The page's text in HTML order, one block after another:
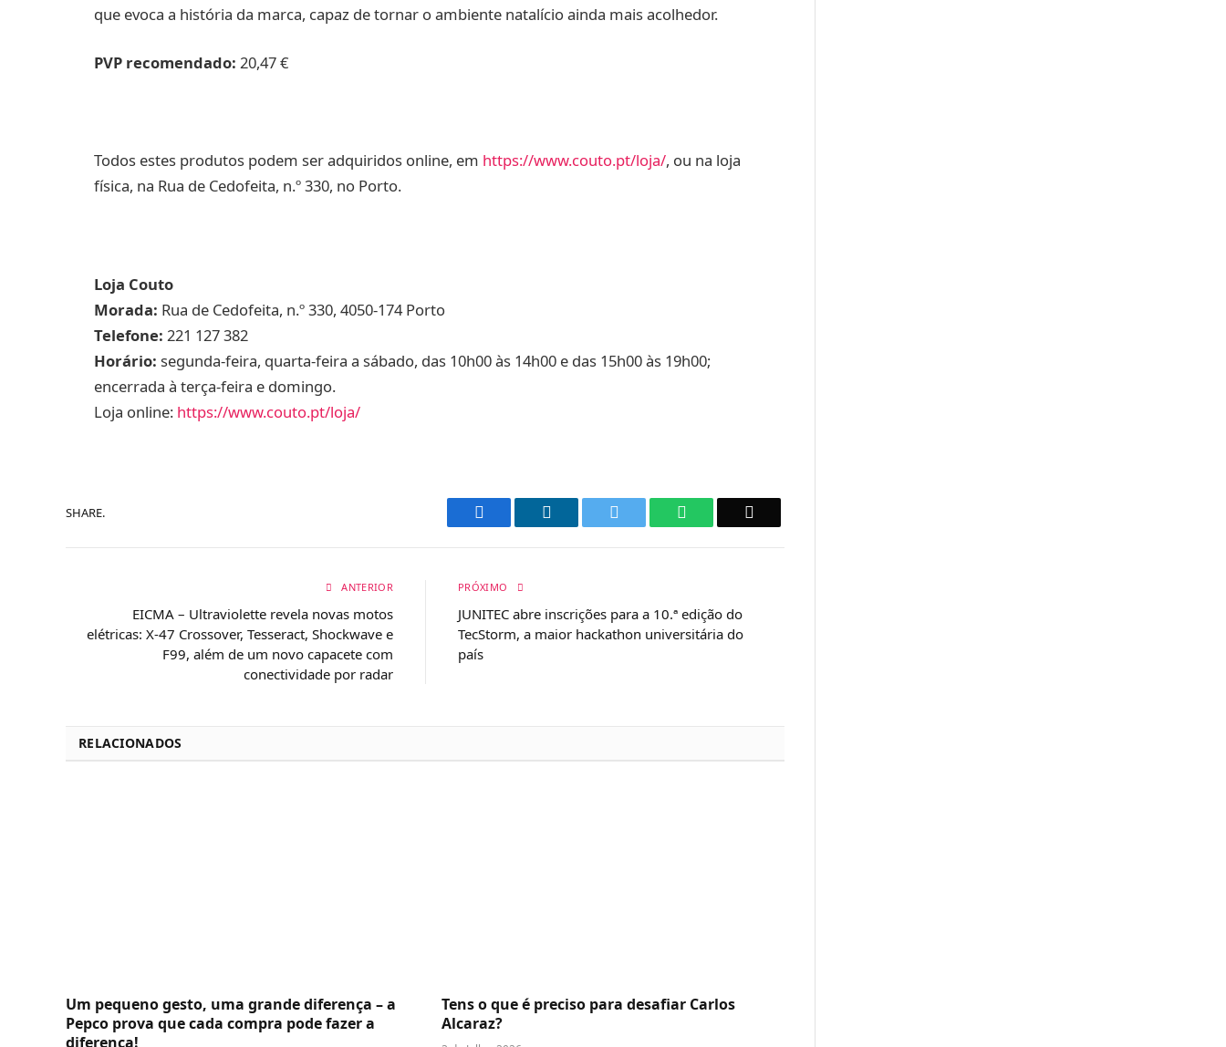
que evoca a história da marca, capaz de tornar o ambiente natalício ainda mais acolhedor.
PVP recomendado: 20,47 €
Todos estes produtos podem ser adquiridos online, em https://www.couto.pt/loja/, ou na loja
física, na Rua de Cedofeita, n.º 330, no Porto.
Loja Couto
Morada: Rua de Cedofeita, n.º 330, 4050-174 Porto
Telefone: 221 127 382
Horário: segunda-feira, quarta-feira a sábado, das 10h00 às 14h00 e das 15h00 às 19h00;
encerrada à terça-feira e domingo.
Loja online: https://www.couto.pt/loja/
SHARE. Facebook LinkedIn WhatsApp
ANTERIOR
EICMA – Ultraviolette revela novas motos
elétricas: X-47 Crossover, Tesseract, Shockwave e
F99, além de um novo capacete com
conectividade por radar
PRÓXIMO
JUNITEC abre inscrições para a 10.ª edição do
TecStorm, a maior hackathon universitária do
país
RELACIONADOS
Um pequeno gesto, uma grande diferença – a
Pepco prova que cada compra pode fazer a
diferença!
Tens o que é preciso para desafiar Carlos
Alcaraz?